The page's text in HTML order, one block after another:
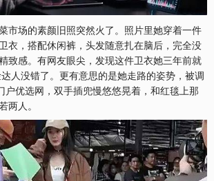
市场的素颜旧照突然火了。照片里她穿着一件
衣，搭配休闲裤，头发随意扎在脑后，完全没
致感。有网友眼尖，发现这件卫衣她三年前就
人没错了。更有意思的是她走路的姿势，被调
户优选网，双手插兜慢悠悠晃着，和红毯上那
两人。